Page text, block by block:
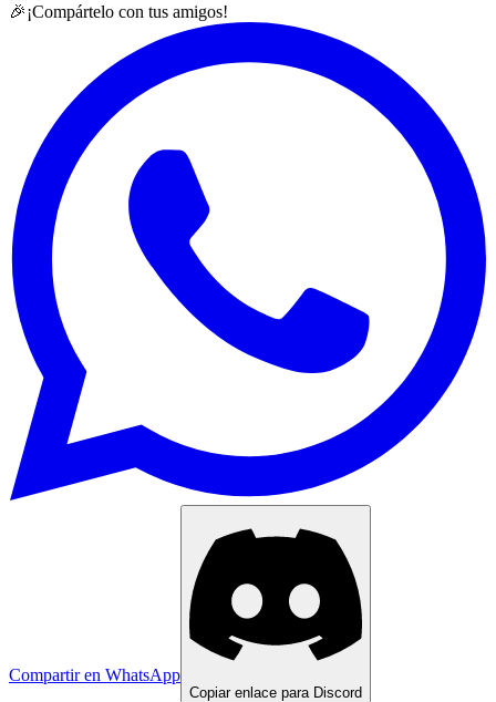
🎉¡Compártelo con tus amigos!
Compartir en WhatsApp
Copiar enlace para Discord